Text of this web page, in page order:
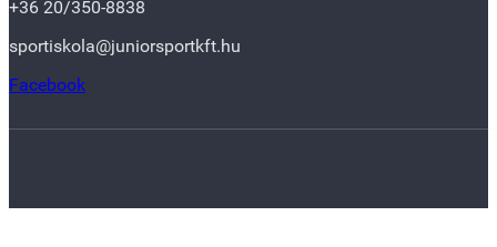
+36 20/350-8838
sportiskola@juniorsportkft.hu
Facebook